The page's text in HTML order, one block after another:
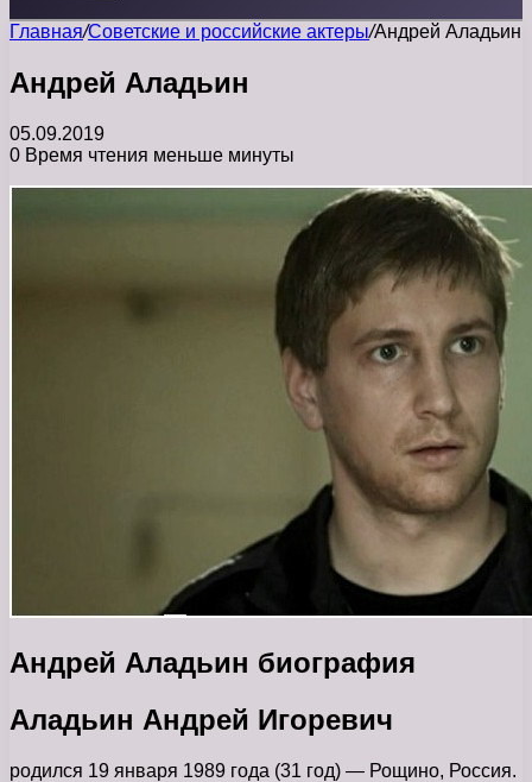
Главная/Советские и российские актеры/Андрей Аладьин
Андрей Аладьин
05.09.2019
0 Время чтения меньше минуты
Андрей Аладьин биография
Аладьин Андрей Игоревич
родился 19 января 1989 года (31 год) — Рощино, Россия.